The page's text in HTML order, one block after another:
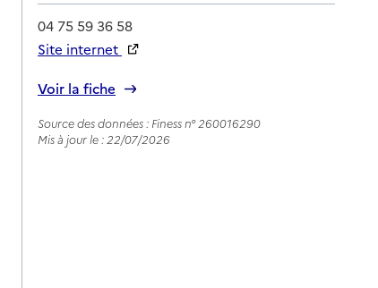
04 75 59 36 58
Site internet
Voir la fiche
Source des données : Finess n° 260016290
Mis à jour le : 22/07/2026